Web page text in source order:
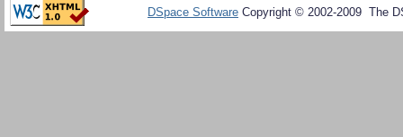
DSpace Software Copyright © 2002-2009 The